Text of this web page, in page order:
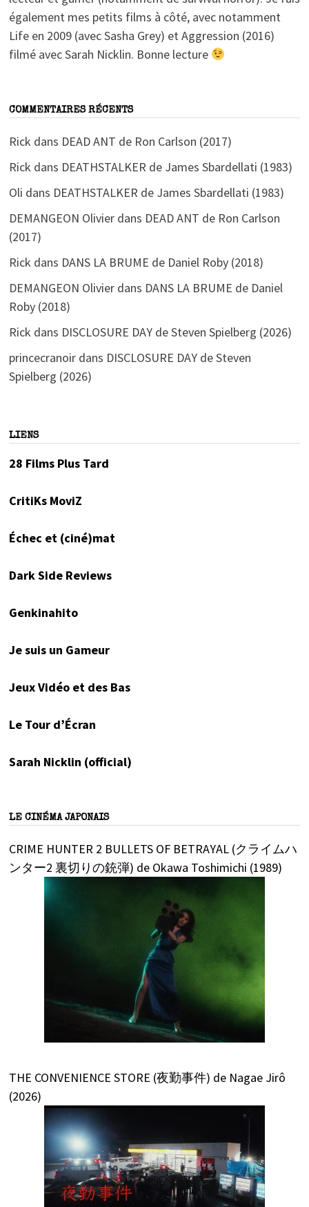
également mes petits films à côté, avec notamment
Life en 2009 (avec Sasha Grey) et Aggression (2016)
filmé avec Sarah Nicklin. Bonne lecture
COMMENTAIRES RÉCENTS
Rick dans DEAD ANT de Ron Carlson (2017)
Rick dans DEATHSTALKER de James Sbardellati (1983)
Oli dans DEATHSTALKER de James Sbardellati (1983)
DEMANGEON Olivierdans DEAD ANT de Ron Carlson
(2017)
Rick dans DANS LA BRUME de Daniel Roby (2018)
DEMANGEON Olivierdans DANS LA BRUME de Daniel
Roby (2018)
Rick dans DISCLOSURE DAY de Steven Spielberg (2026)
princecranoirdans DISCLOSURE DAY de Steven
Spielberg (2026)
LIENS
28 Films Plus Tard
CritiKs MoviZ
Échec et (ciné)mat
Dark Side Reviews
Genkinahito
Je suis un Gameur
Jeux Vidéo et des Bas
Le Tour d’Écran
Sarah Nicklin (official)
LE CINÉMA JAPONAIS
CRIME HUNTER 2 BULLETS OF BETRAYAL (クライムハ
ンター2 裏切りの銃弾) de Okawa Toshimichi (1989)
THE CONVENIENCE STORE (夜勤事件) de Nagae Jirô
(2026)